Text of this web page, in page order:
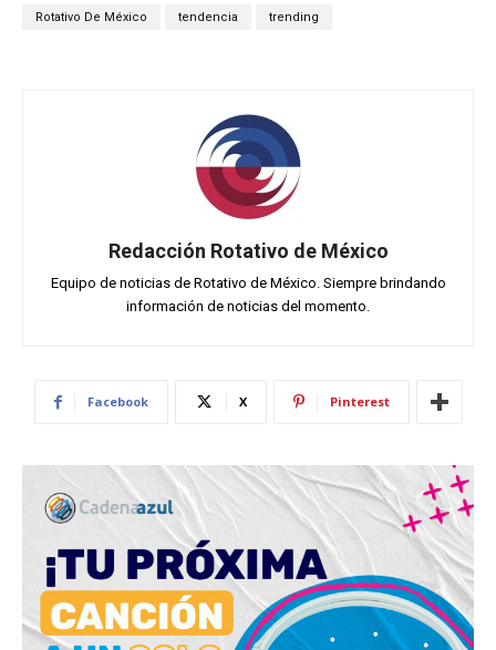
Rotativo De México tendencia trending
Redacción Rotativo de México
Equipo de noticias de Rotativo de México. Siempre brindando
información de noticias del momento.
Facebook X Pinterest